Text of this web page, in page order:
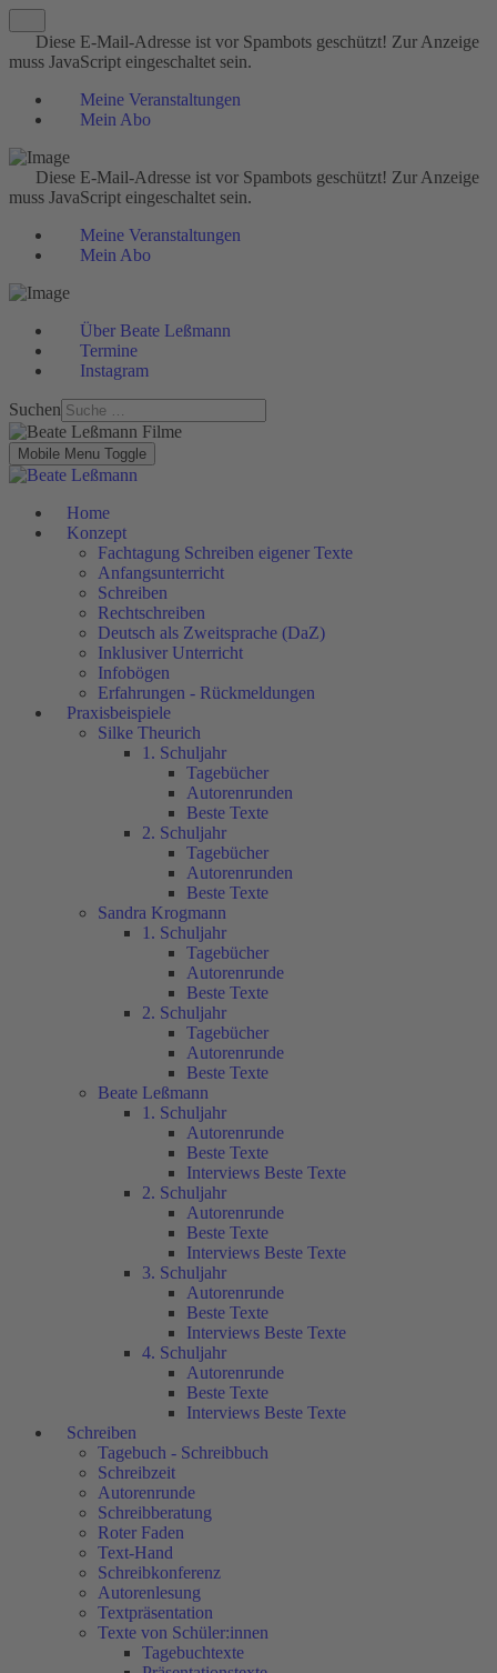
Diese E-Mail-Adresse ist vor Spambots geschützt! Zur Anzeige
muss JavaScript eingeschaltet sein.
Meine Veranstaltungen
Mein Abo
Diese E-Mail-Adresse ist vor Spambots geschützt! Zur Anzeige
muss JavaScript eingeschaltet sein.
Meine Veranstaltungen
Mein Abo
Über Beate Leßmann
Termine
Instagram
Suchen
Mobile Menu Toggle
Home
Konzept
Fachtagung Schreiben eigener Texte
Anfangsunterricht
Schreiben
Rechtschreiben
Deutsch als Zweitsprache (DaZ)
Inklusiver Unterricht
Infobögen
Erfahrungen - Rückmeldungen
Praxisbeispiele
Silke Theurich
1. Schuljahr
Tagebücher
Autorenrunden
Beste Texte
2. Schuljahr
Tagebücher
Autorenrunden
Beste Texte
Sandra Krogmann
1. Schuljahr
Tagebücher
Autorenrunde
Beste Texte
2. Schuljahr
Tagebücher
Autorenrunde
Beste Texte
Beate Leßmann
1. Schuljahr
Autorenrunde
Beste Texte
Interviews Beste Texte
2. Schuljahr
Autorenrunde
Beste Texte
Interviews Beste Texte
3. Schuljahr
Autorenrunde
Beste Texte
Interviews Beste Texte
4. Schuljahr
Autorenrunde
Beste Texte
Interviews Beste Texte
Schreiben
Tagebuch - Schreibbuch
Schreibzeit
Autorenrunde
Schreibberatung
Roter Faden
Text-Hand
Schreibkonferenz
Autorenlesung
Textpräsentation
Texte von Schüler:innen
Tagebuchtexte